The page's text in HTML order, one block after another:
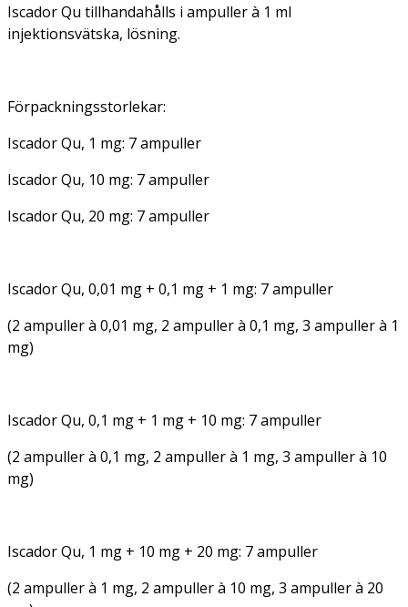
Iscador Qu tillhandahålls i ampuller à 1 ml
injektionsvätska, lösning.
Förpackningsstorlekar:
Iscador Qu, 1 mg: 7 ampuller
Iscador Qu, 10 mg: 7 ampuller
Iscador Qu, 20 mg: 7 ampuller
Iscador Qu, 0,01 mg + 0,1 mg + 1 mg: 7 ampuller
(2 ampuller à 0,01 mg, 2 ampuller à 0,1 mg, 3 ampuller à 1
mg)
Iscador Qu, 0,1 mg + 1 mg + 10 mg: 7 ampuller
(2 ampuller à 0,1 mg, 2 ampuller à 1 mg, 3 ampuller à 10
mg)
Iscador Qu, 1 mg + 10 mg + 20 mg: 7 ampuller
(2 ampuller à 1 mg, 2 ampuller à 10 mg, 3 ampuller à 20